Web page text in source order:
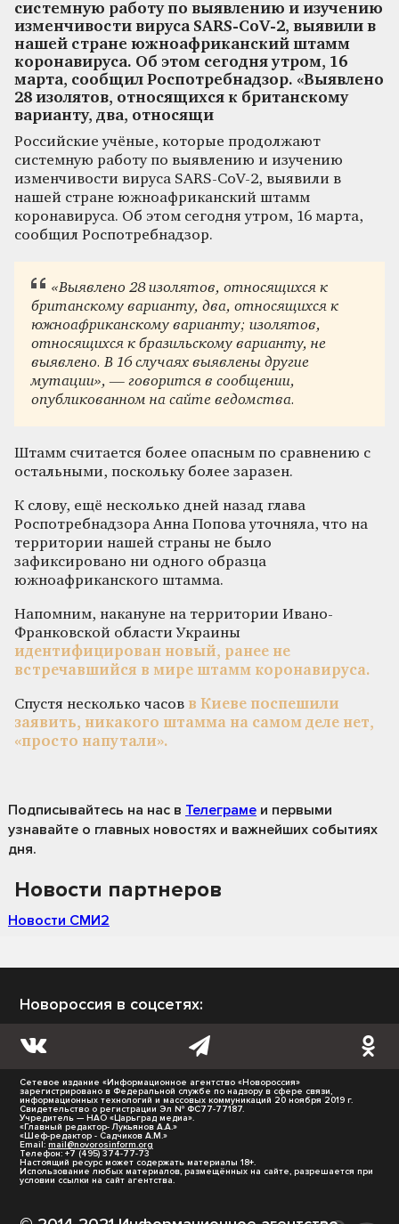
системную работу по выявлению и изучению
изменчивости вируса SARS-CoV-2, выявили в
нашей стране южноафриканский штамм
коронавируса. Об этом сегодня утром, 16
марта, сообщил Роспотребнадзор. «Выявлено
28 изолятов, относящихся к британскому
варианту, два, относящи
Российские учёные, которые продолжают
системную работу по выявлению и изучению
изменчивости вируса SARS-CoV-2, выявили в
нашей стране южноафриканский штамм
коронавируса. Об этом сегодня утром, 16 марта,
сообщил Роспотребнадзор.
«Выявлено 28 изолятов, относящихся к
британскому варианту, два, относящихся к
южноафриканскому варианту; изолятов,
относящихся к бразильскому варианту, не
выявлено. В 16 случаях выявлены другие
мутации», — говорится в сообщении,
опубликованном на сайте ведомства.
Штамм считается более опасным по сравнению с
остальными, поскольку более заразен.
К слову, ещё несколько дней назад глава
Роспотребнадзора Анна Попова уточняла, что на
территории нашей страны не было
зафиксировано ни одного образца
южноафриканского штамма.
Напомним, накануне на территории Ивано-
Франковской области Украины
идентифицирован новый, ранее не
встречавшийся в мире штамм коронавируса.
Спустя несколько часов в Киеве поспешили
заявить, никакого штамма на самом деле нет,
«просто напутали».
Подписывайтесь на нас в Телеграме и первыми
узнавайте о главных новостях и важнейших событиях
дня.
Новости партнеров
Новости СМИ2
Новороссия в соцсетях:
Сетевое издание «Информационное агентство «Новороссия»
зарегистрировано в Федеральной службе по надзору в сфере связи,
информационных технологий и массовых коммуникаций 20 ноября 2019 г.
Свидетельство о регистрации Эл № ФС77-77187.
Учредитель — НАО «Царьград медиа».
«Главный редактор- Лукьянов А.А.»
«Шеф-редактор - Садчиков А.М.»
Email: mail@novorosinform.org
Телефон: +7 (495) 374-77-73
Настоящий ресурс может содержать материалы 18+.
Использование любых материалов, размещённых на сайте, разрешается при
условии ссылки на сайт агентства.